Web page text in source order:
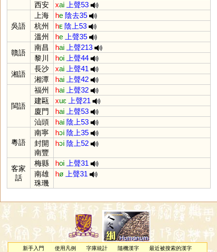
西安
xai 上聲53
吳語
上海 he 陰去35
杭州
hᴇ 陰上53
溫州
he
上聲35
贛語
南昌 hai
上聲213
黎川
hoi
上聲44
湘語
長沙 xai
上聲41
湘潭
hai 上聲42
閩語
福州 hai
上聲32
建甌
xuɛ
上聲21
廈門
hai
上聲53
汕頭
hai 陰上53
粵語
南寧 hɔi 陰上35
封開
南豐
hɔi 陰上52
客家
話
梅縣 hoi
上聲31
南雄
珠璣
hø 上聲31
新手入門 使用凡例 字庫統計 隨機漢字 最近被搜索的漢字